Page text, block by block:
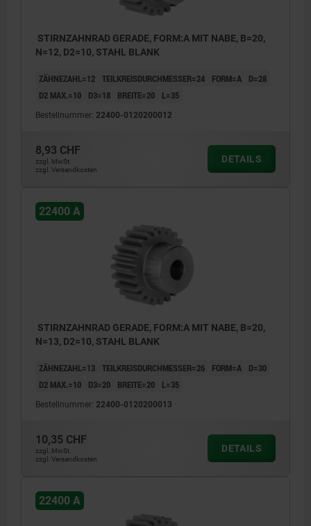
STIRNZAHNRAD GERADE, FORM:A MIT NABE, B=20,
N=12, D2=10, STAHL BLANK
ZÄHNEZAHL=12 TEILKREISDURCHMESSER=24 FORM=A
D=28
D2 MAX.=10
D3=18 BREITE=20 L=35
Bestellnummer: 22400-0120200012
8,93 CHF
zzgl. MwSt.
zzgl. Versandkosten
DETAILS
22400 A
STIRNZAHNRAD GERADE, FORM:A MIT NABE, B=20,
N=13, D2=10, STAHL BLANK
ZÄHNEZAHL=13 TEILKREISDURCHMESSER=26 FORM=A
D=30
D2 MAX.=10
D3=20 BREITE=20 L=35
Bestellnummer: 22400-0120200013
10,35 CHF
zzgl. MwSt.
zzgl. Versandkosten
DETAILS
22400 A